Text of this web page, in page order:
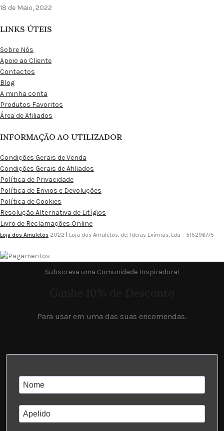
18 de Maio, 2022
LINKS ÚTEIS
Sobre Nós
Apoio ao Cliente
Contactos
Blog
A minha conta
Produtos Favoritos
Área de Afiliados
INFORMAÇÃO AO UTILIZADOR
Condições Gerais de Venda
Condições Gerais de Afiliados
Política de Privacidade
Política de Envios e Devoluções
Política de Cookies
Resolução Alternativa de Litígios
Livro de Reclamações Online
Loja dos Amuletos 2022 Loja dos Amuletos, de: Ideias Exímias, Lda – 515296775
Subscreva uma Comunidade Inspiradora!
Para usar em uma das suas encomendas.